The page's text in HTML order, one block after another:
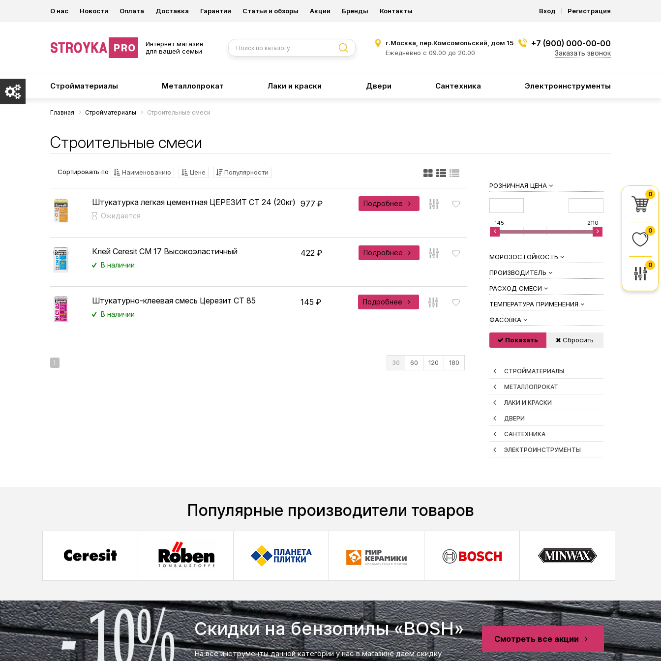
О нас Новости Оплата Доставка Гарантии Статьи и обзоры Акции Бренды Контакты Вход Регистрация
Интернет магазин
для вашей семьи
г.Москва, пер.Комсомольский, дом 15
Ежедневно с 09.00 до 20.00
+7 (900) 000-00-00
Заказать звонок
Стройматериалы Металлопрокат Лаки и краски Двери Сантехника Электроинструменты
Главная Стройматериалы Строительные смеси
Строительные смеси
РОЗНИЧНАЯ ЦЕНА
145 2110
МОРОЗОСТОЙКОСТЬ
ПРОИЗВОДИТЕЛЬ
РАСХОД СМЕСИ
ТЕМПЕРАТУРА ПРИМЕНЕНИЯ
ФАСОВКА
Показать Сбросить
СТРОЙМАТЕРИАЛЫ
МЕТАЛЛОПРОКАТ
ЛАКИ И КРАСКИ
ДВЕРИ
САНТЕХНИКА
ЭЛЕКТРОИНСТРУМЕНТЫ
Сортировать по Наименованию Цене Популярности
Штукатурка легкая цементная ЦЕРЕЗИТ CT 24 (20кг)
Ожидается
977 ₽ Подробнее
Клей Ceresit CM 17 Высокоэластичный
В наличии
422 ₽ Подробнее
Штукатурно-клеевая смесь Церезит СТ 85
В наличии
145 ₽ Подробнее
1 30 60 120 180
Популярные производители товаров
Скидки на бензопилы «BOSH»
На все инструменты данной категории у нас в магазине даём скидку
Смотреть все акции
0
0
0